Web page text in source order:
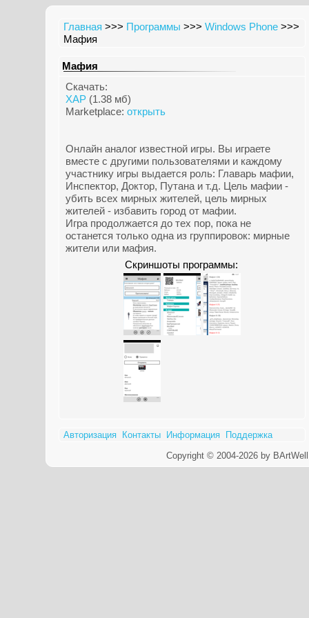
Главная >>> Программы >>>Windows Phone >>>
Мафия
Мафия
Скачать:
XAP (1.38 мб)
Marketplace:открыть
Онлайн аналог известной игры. Вы играете
вместе с другими пользователями и каждому
участнику игры выдается роль: Главарь мафии,
Инспектор, Доктор, Путана и т.д. Цель мафии -
убить всех мирных жителей, цель мирных
жителей - избавить город от мафии.
Игра продолжается до тех пор, пока не
останется только одна из группировок: мирные
жители или мафия.
Скриншоты программы:
Авторизация Контакты Информация
Поддержка
Copyright © 2004-2026 by BArtWell